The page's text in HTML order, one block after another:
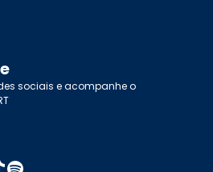
sociais e acompanhe o